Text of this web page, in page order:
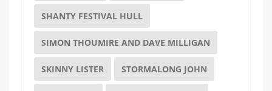
SHANTY FESTIVAL HULL
SIMON THOUMIRE AND DAVE MILLIGAN
SKINNY LISTER STORMALONG JOHN